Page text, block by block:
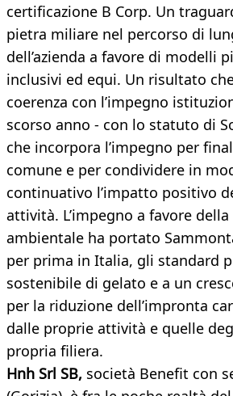
certificazione B Corp. Un
pietra miliare nel percorso di
dell’azienda a favore di modelli
inclusivi ed equi. Un risultato
coerenza con l’impegno
scorso anno - con lo statuto di
che incorpora l’impegno per
comune e per condividere in
continuativo l’impatto positivo
attività. L’impegno a favore
ambientale ha portato
per prima in Italia, gli standard
sostenibile di gelato e a un
per la riduzione dell’impronta
dalle proprie attività e quelle
propria filiera.
Hnh Srl SB, società Benefit con